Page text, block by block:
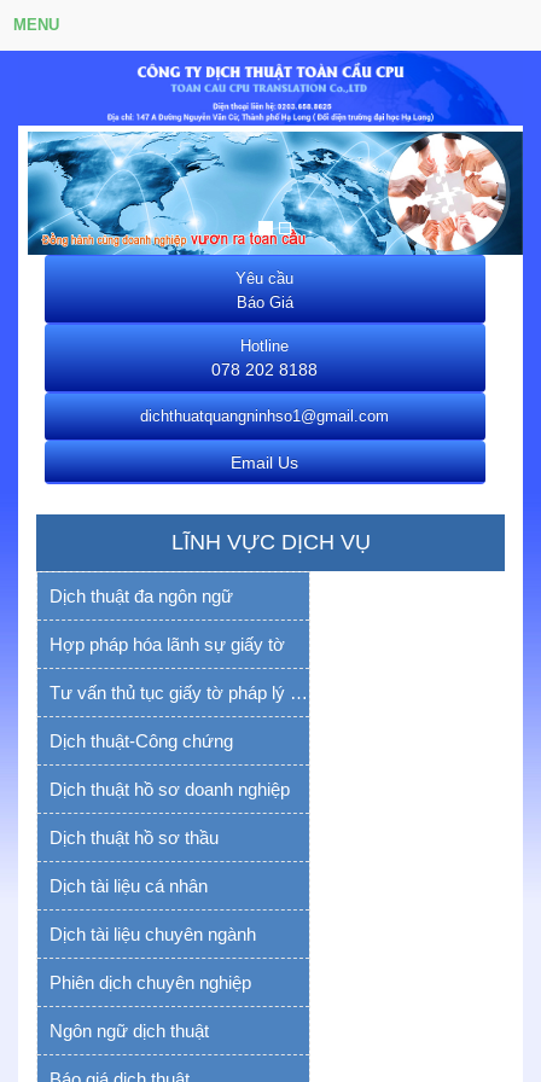
MENU
dichthuathalong
Yêu cầu
Báo Giá
Hotline
078 202 8188
dichthuatquangninhso1@gmail.com
Email Us
LĨNH VỰC DỊCH VỤ
Dịch thuật đa ngôn ngữ
Hợp pháp hóa lãnh sự giấy tờ
Tư vấn thủ tục giấy tờ pháp lý yếu tố nước ngoài
Dịch thuật-Công chứng
Dịch thuật hồ sơ doanh nghiệp
Dịch thuật hồ sơ thầu
Dịch tài liệu cá nhân
Dịch tài liệu chuyên ngành
Phiên dịch chuyên nghiệp
Ngôn ngữ dịch thuật